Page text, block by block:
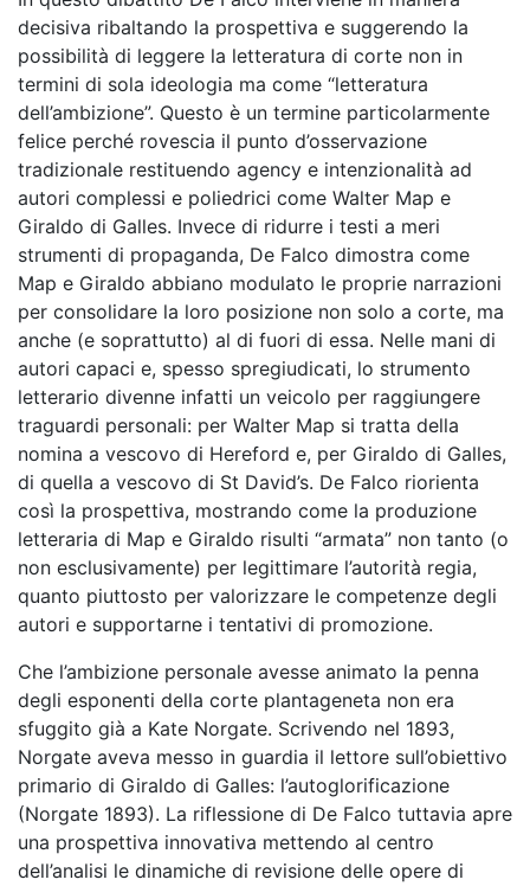
decisiva ribaltando la prospettiva e suggerendo la
possibilità di leggere la letteratura di corte non in
termini di sola ideologia ma come “letteratura
dell’ambizione”. Questo è un termine particolarmente
felice perché rovescia il punto d’osservazione
tradizionale restituendo agency e intenzionalità ad
autori complessi e poliedrici come Walter Map e
Giraldo di Galles. Invece di ridurre i testi a meri
strumenti di propaganda, De Falco dimostra come
Map e Giraldo abbiano modulato le proprie narrazioni
per consolidare la loro posizione non solo a corte, ma
anche (e soprattutto) al di fuori di essa. Nelle mani di
autori capaci e, spesso spregiudicati, lo strumento
letterario divenne infatti un veicolo per raggiungere
traguardi personali: per Walter Map si tratta della
nomina a vescovo di Hereford e, per Giraldo di Galles,
di quella a vescovo di St David’s. De Falco riorienta
così la prospettiva, mostrando come la produzione
letteraria di Map e Giraldo risulti “armata” non tanto (o
non esclusivamente) per legittimare l’autorità regia,
quanto piuttosto per valorizzare le competenze degli
autori e supportarne i tentativi di promozione.
Che l’ambizione personale avesse animato la penna
degli esponenti della corte plantageneta non era
sfuggito già a Kate Norgate. Scrivendo nel 1893,
Norgate aveva messo in guardia il lettore sull’obiettivo
primario di Giraldo di Galles: l’autoglorificazione
(Norgate 1893). La riflessione di De Falco tuttavia apre
una prospettiva innovativa mettendo al centro
dell’analisi le dinamiche di revisione delle opere di